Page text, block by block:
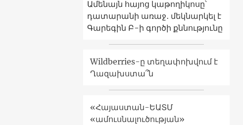
Ամենայն հայոց կաթողիկոսը՝
դատարանի առաջ․ մեկնարկել է
Գարեգին Բ-ի գործի քննությունը
Wildberries-ը տեղափոխվում է
Ղազախստա՞ն
«Հայաստան-ԵԱՏՄ
«ամուսնալուծության»